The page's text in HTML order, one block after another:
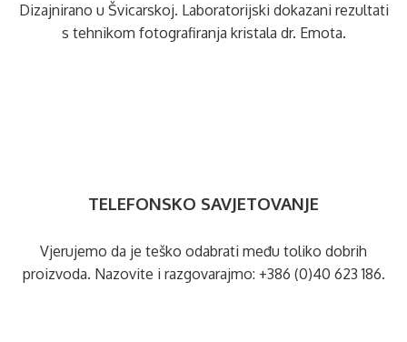
Dizajnirano u Švicarskoj. Laboratorijski dokazani rezultati
s tehnikom fotografiranja kristala dr. Emota.
TELEFONSKO SAVJETOVANJE
Vjerujemo da je teško odabrati među toliko dobrih
proizvoda. Nazovite i razgovarajmo: +386 (0)40 623 186.